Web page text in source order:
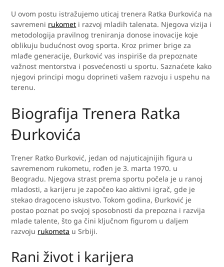
U ovom postu istražujemo uticaj trenera Ratka Đurkovića na
savremeni rukomet i razvoj mladih talenata. Njegova vizija i
metodologija pravilnog treniranja donose inovacije koje
oblikuju budućnost ovog sporta. Kroz primer brige za
mlađe generacije, Đurković vas inspiriše da prepoznate
važnost mentorstva i posvećenosti u sportu. Saznaćete kako
njegovi principi mogu doprineti vašem razvoju i uspehu na
terenu.
Biografija Trenera Ratka
Đurkovića
Trener Ratko Đurković, jedan od najuticajnijih figura u
savremenom rukometu, rođen je 3. marta 1970. u
Beogradu. Njegova strast prema sportu počela je u ranoj
mladosti, a karijeru je započeo kao aktivni igrač, gde je
stekao dragoceno iskustvo. Tokom godina, Đurković je
postao poznat po svojoj sposobnosti da prepozna i razvija
mlade talente, što ga čini ključnom figurom u daljem
razvoju rukometa u Srbiji.
Rani život i karijera